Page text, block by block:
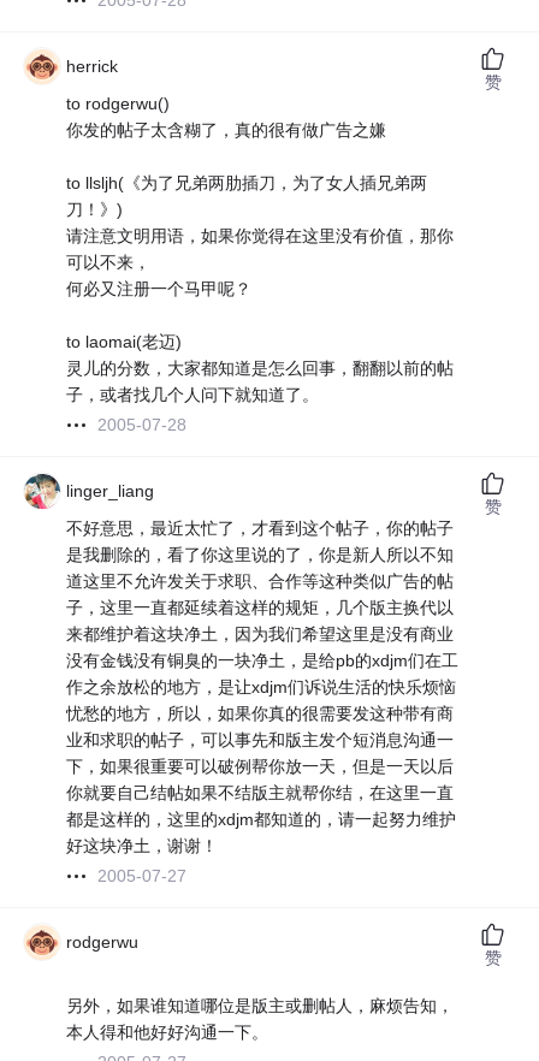
herrick
to rodgerwu()
你发的帖子太含糊了，真的很有做广告之嫌
to llsljh(《为了兄弟两肋插刀，为了女人插兄弟两
刀！》)
请注意文明用语，如果你觉得在这里没有价值，那你
可以不来，
何必又注册一个马甲呢？
to laomai(老迈)
灵儿的分数，大家都知道是怎么回事，翻翻以前的帖
子，或者找几个人问下就知道了。
2005-07-28
赞
linger_liang
不好意思，最近太忙了，才看到这个帖子，你的帖子
是我删除的，看了你这里说的了，你是新人所以不知
道这里不允许发关于求职、合作等这种类似广告的帖
子，这里一直都延续着这样的规矩，几个版主换代以
来都维护着这块净土，因为我们希望这里是没有商业
没有金钱没有铜臭的一块净土，是给pb的xdjm们在工
作之余放松的地方，是让xdjm们诉说生活的快乐烦恼
忧愁的地方，所以，如果你真的很需要发这种带有商
业和求职的帖子，可以事先和版主发个短消息沟通一
下，如果很重要可以破例帮你放一天，但是一天以后
你就要自己结帖如果不结版主就帮你结，在这里一直
都是这样的，这里的xdjm都知道的，请一起努力维护
好这块净土，谢谢！
2005-07-27
赞
rodgerwu
另外，如果谁知道哪位是版主或删帖人，麻烦告知，
本人得和他好好沟通一下。
赞